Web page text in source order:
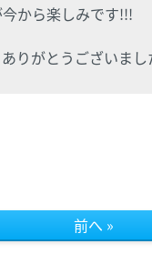
から楽しみです!!!
りがとうございま
前へ »